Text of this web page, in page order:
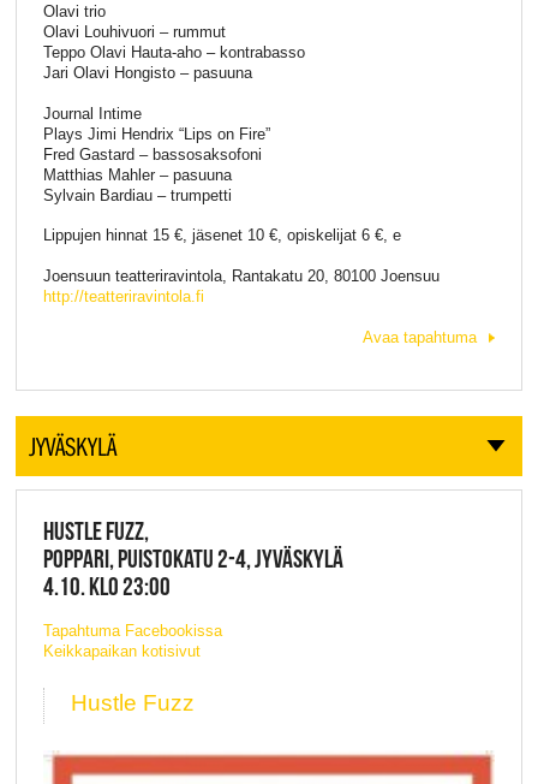
Olavi trio
Olavi Louhivuori – rummut
Teppo Olavi Hauta-aho – kontrabasso
Jari Olavi Hongisto – pasuuna
Journal Intime
Plays Jimi Hendrix “Lips on Fire”
Fred Gastard – bassosaksofoni
Matthias Mahler – pasuuna
Sylvain Bardiau – trumpetti
Lippujen hinnat 15 €, jäsenet 10 €, opiskelijat 6 €, e
Joensuun teatteriravintola, Rantakatu 20, 80100 Joensuu
http://teatteriravintola.fi
Avaa tapahtuma
JYVÄSKYLÄ
HUSTLE FUZZ,
POPPARI, PUISTOKATU 2-4, JYVÄSKYLÄ
4.10. KLO 23:00
Tapahtuma Facebookissa
Keikkapaikan kotisivut
Hustle Fuzz